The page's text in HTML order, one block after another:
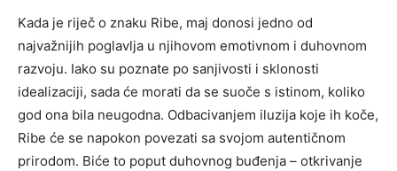
Kada je riječ o znaku Ribe, maj donosi jedno od
najvažnijih poglavlja u njihovom emotivnom i duhovnom
razvoju. Iako su poznate po sanjivosti i sklonosti
idealizaciji, sada će morati da se suoče s istinom, koliko
god ona bila neugodna. Odbacivanjem iluzija koje ih koče,
Ribe će se napokon povezati sa svojom autentičnom
prirodom. Biće to poput duhovnog buđenja – otkrivanje